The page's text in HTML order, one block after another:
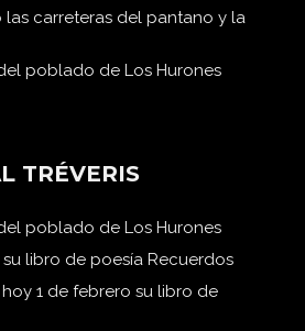
las carreteras del pantano y la
poblado de Los Hurones
TRÉVERIS
poblado de Los Hurones
libro de poesía Recuerdos
1 de febrero su libro de